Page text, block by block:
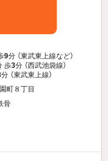
9分 （東武東上線など）
歩3分 （西武池袋線）
分 （東武東上線）
町８丁目
骨